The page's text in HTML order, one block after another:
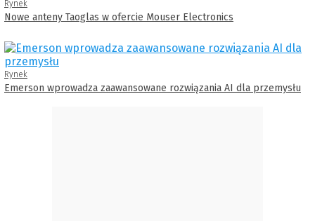
Rynek
Nowe anteny Taoglas w ofercie Mouser Electronics
Rynek
Emerson wprowadza zaawansowane rozwiązania AI dla przemysłu